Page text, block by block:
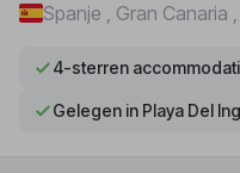
Spanje , Gran Canaria ,
4-sterren
Gelegen in Playa Del